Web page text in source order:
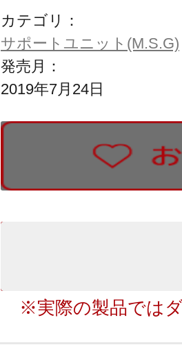
カテゴリ：
サポートユニット(M.S.G)
発売月：
2019年7月24日
※実際の製品では